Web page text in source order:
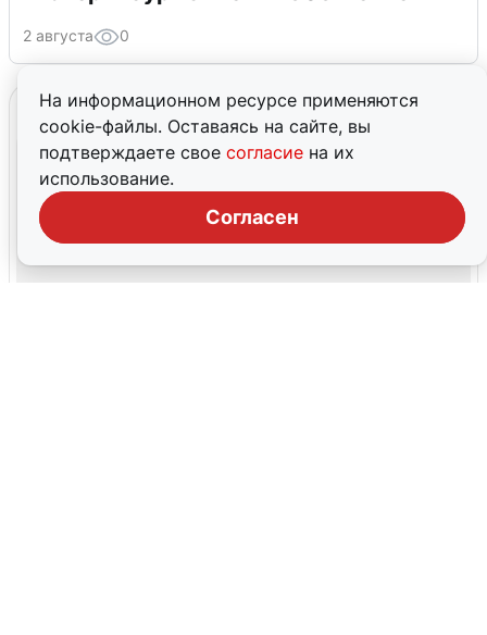
На информационном ресурсе применяются
cookie-файлы. Оставаясь на сайте, вы
подтверждаете свое согласие на их
использование.
Согласен
2 августа 0